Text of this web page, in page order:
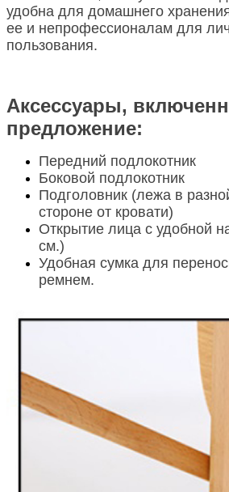
удобна для домашнего
ее и непрофессионалам для
пользования.
Аксессуары,
предложение:
Передний подлокотник
Боковой подлокотник
Подголовник (лежа в
стороне от кровати)
Открытие лица с удобной
см.)
Удобная сумка для
ремнем.